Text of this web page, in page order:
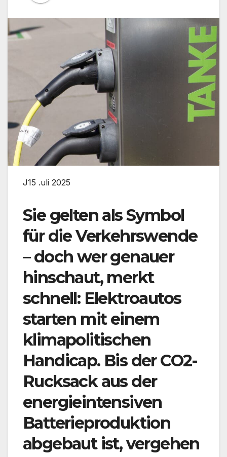
J15 .uli 2025
Sie gelten als Symbol
für die Verkehrswende
– doch wer genauer
hinschaut, merkt
schnell: Elektroautos
starten mit einem
klimapolitischen
Handicap. Bis der CO2-
Rucksack aus der
energieintensiven
Batterieproduktion
abgebaut ist, vergehen